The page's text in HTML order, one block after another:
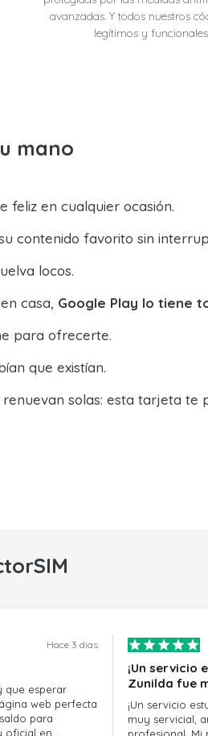
avanzadas. Y todos nuestros
legítimos y funcionales
mano
feliz en cualquier ocasión.
contenido favorito sin
locos.
casa, Google Play lo tiene
para ofrecerte.
que existían.
solas: esta tarjeta te
Hace 3 dias
que esperar
web perfecta
para
oficial en
¡Un servicio
Zunilda fue
¡Un servicio
muy servicial,